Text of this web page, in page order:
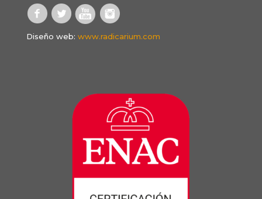
Diseño web: www.radicarium.com